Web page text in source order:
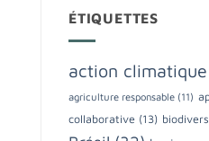
ÉTIQUETTES
action climatique
agriculture responsable (11)
collaborative (13)